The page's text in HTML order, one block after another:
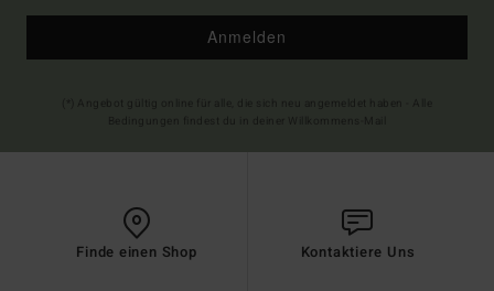
Anmelden
Finde einen Shop Kontaktiere Uns